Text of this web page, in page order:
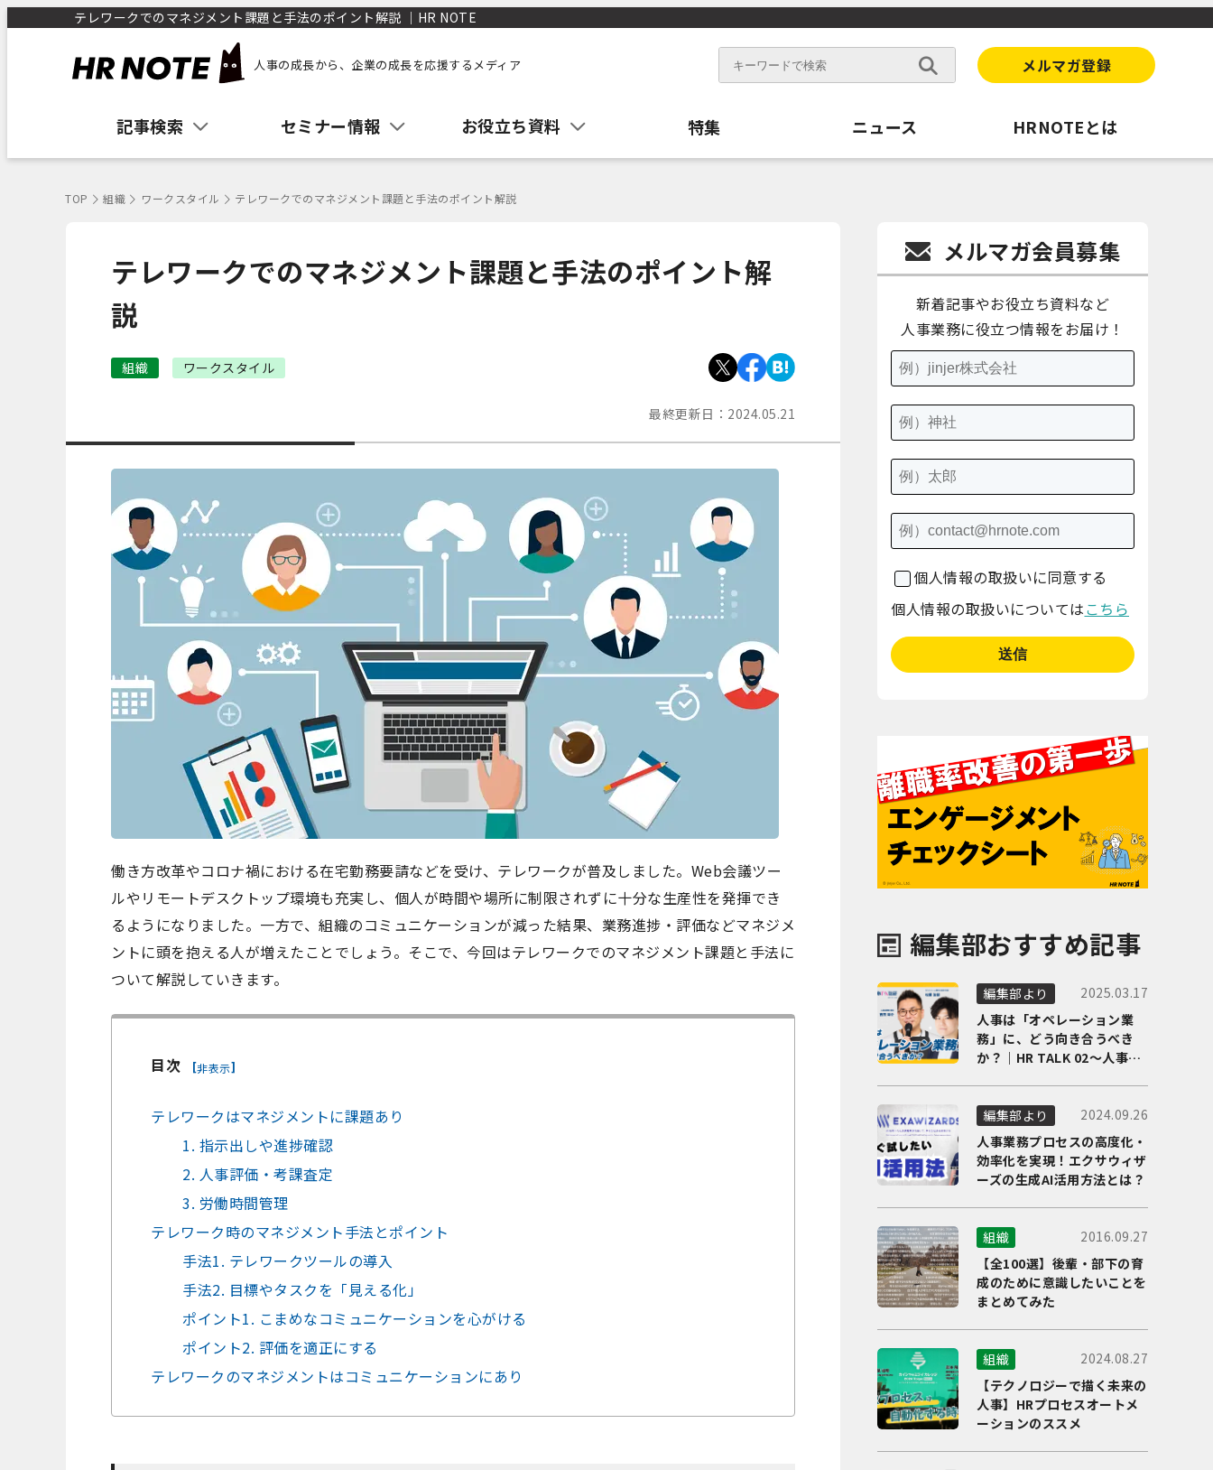
テレワークでのマネジメント課題と手法のポイント解説 ｜HR NOTE
人事の成長から、企業の成長を応援するメディア メルマガ登録
記事検索 セミナー情報 お役立ち資料 特集 ニュース HRNOTEとは
TOP 組織 ワークスタイル テレワークでのマネジメント課題と手法のポイント解説
テレワークでのマネジメント課題と手法のポイント解
説
組織 ワークスタイル
最終更新日： 2024.05.21
働き方改革やコロナ禍における在宅勤務要請などを受け、テレワークが普及しました。Web会議ツー
ルやリモートデスクトップ環境も充実し、個人が時間や場所に制限されずに十分な生産性を発揮でき
るようになりました。一方で、組織のコミュニケーションが減った結果、業務進捗・評価などマネジメ
ントに頭を抱える人が増えたことでしょう。そこで、今回はテレワークでのマネジメント課題と手法に
ついて解説していきます。
目次 [非表示]
テレワークはマネジメントに課題あり
1. 指示出しや進捗確認
2. 人事評価・考課査定
3. 労働時間管理
テレワーク時のマネジメント手法とポイント
手法1. テレワークツールの導入
手法2. 目標やタスクを「見える化」
ポイント1. こまめなコミュニケーションを心がける
ポイント2. 評価を適正にする
テレワークのマネジメントはコミュニケーションにあり
メルマガ会員募集
新着記事やお役立ち資料など
人事業務に役立つ情報をお届け！
個人情報の取扱いに同意する
個人情報の取扱いについては こちら
編集部おすすめ記事
編集部より
2025.03.17
人事は「オペレーション業
務」に、どう向き合うべき
か？｜HR TALK 02～人事DX
編集部より
2024.09.26
人事業務プロセスの高度化・
効率化を実現！エクサウィザ
ーズの生成AI活用方法とは？
組織
2016.09.27
【全100選】後輩・部下の育
成のために意識したいことを
まとめてみた
組織
2024.08.27
【テクノロジーで描く未来の
人事】HRプロセスオートメ
ーションのススメ